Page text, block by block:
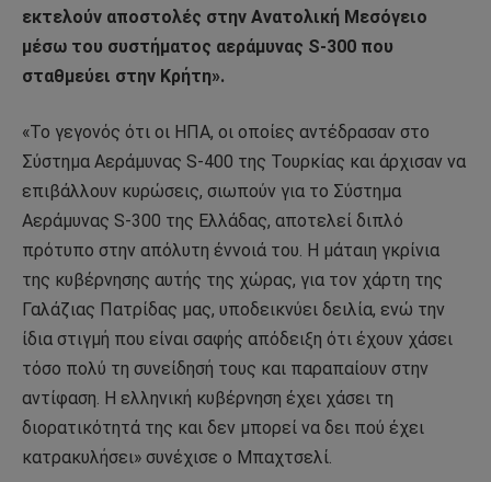
εκτελούν αποστολές στην Ανατολική Μεσόγειο
μέσω του συστήματος αεράμυνας S-300 που
σταθμεύει στην Κρήτη».
«Το γεγονός ότι οι ΗΠΑ, οι οποίες αντέδρασαν στο
Σύστημα Αεράμυνας S-400 της Τουρκίας και άρχισαν να
επιβάλλουν κυρώσεις, σιωπούν για το Σύστημα
Αεράμυνας S-300 της Ελλάδας, αποτελεί διπλό
πρότυπο στην απόλυτη έννοιά του. Η μάταιη γκρίνια
της κυβέρνησης αυτής της χώρας, για τον χάρτη της
Γαλάζιας Πατρίδας μας, υποδεικνύει δειλία, ενώ την
ίδια στιγμή που είναι σαφής απόδειξη ότι έχουν χάσει
τόσο πολύ τη συνείδησή τους και παραπαίουν στην
αντίφαση. Η ελληνική κυβέρνηση έχει χάσει τη
διορατικότητά της και δεν μπορεί να δει πού έχει
κατρακυλήσει» συνέχισε ο Μπαχτσελί.